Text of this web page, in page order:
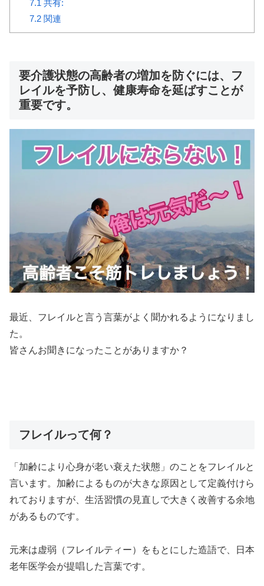
7.1共有:
7.2関連
要介護状態の高齢者の増加を防ぐには、フ
レイルを予防し、健康寿命を延ばすことが
重要です。
最近、フレイルと言う言葉がよく聞かれるようになりまし
た。
皆さんお聞きになったことがありますか？
フレイルって何？
「加齢により心身が老い衰えた状態」のことをフレイルと
言います。加齢によるものが大きな原因として定義付けら
れておりますが、生活習慣の見直しで大きく改善する余地
があるものです。
元来は虚弱（フレイルティー）をもとにした造語で、日本
老年医学会が提唱した言葉です。